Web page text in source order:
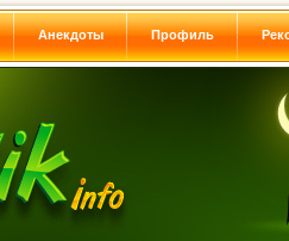
Анекдоты Профиль